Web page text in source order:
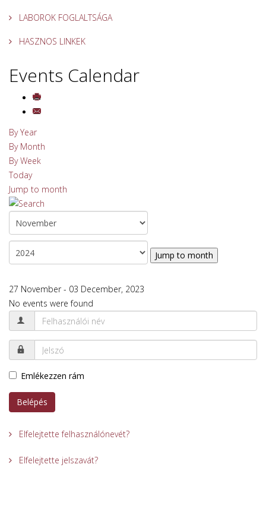
LABOROK FOGLALTSÁGA
HASZNOS LINKEK
Events Calendar
By Year
By Month
By Week
Today
Jump to month
Jump to month
27 November - 03 December, 2023
No events were found
Emlékezzen rám
Belépés
Elfelejtette felhasználónevét?
Elfelejtette jelszavát?